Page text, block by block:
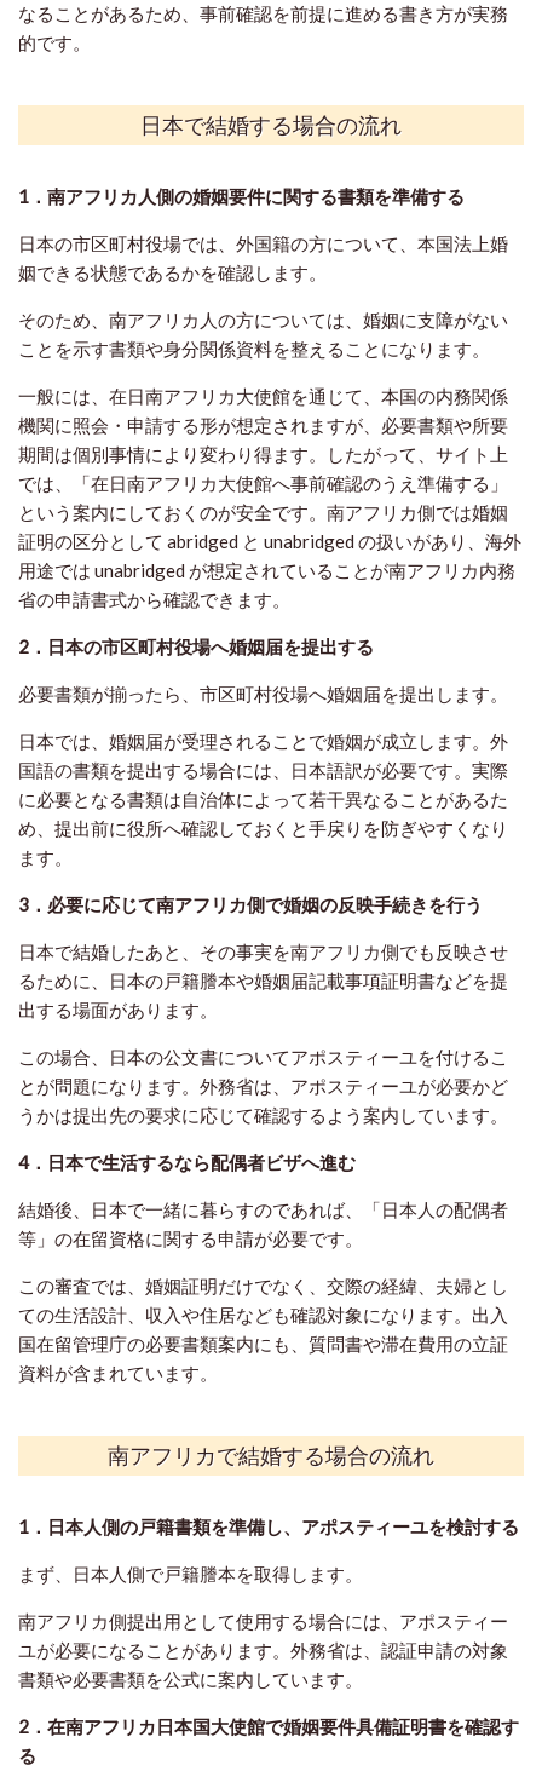
なることがあるため、事前確認を前提に進める書き方が実務
的です。
日本で結婚する場合の流れ
1．南アフリカ人側の婚姻要件に関する書類を準備する
日本の市区町村役場では、外国籍の方について、本国法上婚
姻できる状態であるかを確認します。
そのため、南アフリカ人の方については、婚姻に支障がない
ことを示す書類や身分関係資料を整えることになります。
一般には、在日南アフリカ大使館を通じて、本国の内務関係
機関に照会・申請する形が想定されますが、必要書類や所要
期間は個別事情により変わり得ます。したがって、サイト上
では、「在日南アフリカ大使館へ事前確認のうえ準備する」
という案内にしておくのが安全です。南アフリカ側では婚姻
証明の区分として abridged と unabridged の扱いがあり、海外
用途では unabridged が想定されていることが南アフリカ内務
省の申請書式から確認できます。
2．日本の市区町村役場へ婚姻届を提出する
必要書類が揃ったら、市区町村役場へ婚姻届を提出します。
日本では、婚姻届が受理されることで婚姻が成立します。外
国語の書類を提出する場合には、日本語訳が必要です。実際
に必要となる書類は自治体によって若干異なることがあるた
め、提出前に役所へ確認しておくと手戻りを防ぎやすくなり
ます。
3．必要に応じて南アフリカ側で婚姻の反映手続きを行う
日本で結婚したあと、その事実を南アフリカ側でも反映させ
るために、日本の戸籍謄本や婚姻届記載事項証明書などを提
出する場面があります。
この場合、日本の公文書についてアポスティーユを付けるこ
とが問題になります。外務省は、アポスティーユが必要かど
うかは提出先の要求に応じて確認するよう案内しています。
4．日本で生活するなら配偶者ビザへ進む
結婚後、日本で一緒に暮らすのであれば、「日本人の配偶者
等」の在留資格に関する申請が必要です。
この審査では、婚姻証明だけでなく、交際の経緯、夫婦とし
ての生活設計、収入や住居なども確認対象になります。出入
国在留管理庁の必要書類案内にも、質問書や滞在費用の立証
資料が含まれています。
南アフリカで結婚する場合の流れ
1．日本人側の戸籍書類を準備し、アポスティーユを検討する
まず、日本人側で戸籍謄本を取得します。
南アフリカ側提出用として使用する場合には、アポスティー
ユが必要になることがあります。外務省は、認証申請の対象
書類や必要書類を公式に案内しています。
2．在南アフリカ日本国大使館で婚姻要件具備証明書を確認す
る